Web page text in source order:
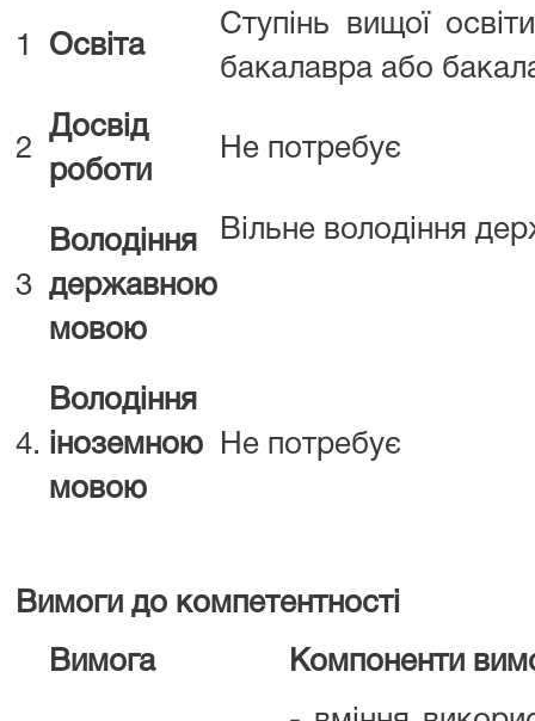
1 Освіта
Ступінь вищої
бакалавра або
2
Досвід
роботи
Не потребує
3
Володіння
державною
мовою
Вільне володіння
4.
Володіння
іноземною
мовою
Не потребує
Вимоги до компетентності
Вимога Компоненти